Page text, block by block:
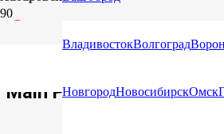
ВладивостокВолгоград
НовгородНовосибирскОмск
01–
Main Page